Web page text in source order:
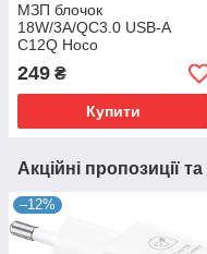
МЗП блочок
18W/3A/QC3.0 USB-A
C12Q Hoco
249 ₴
Купити
Акційні пропозиції
–12%